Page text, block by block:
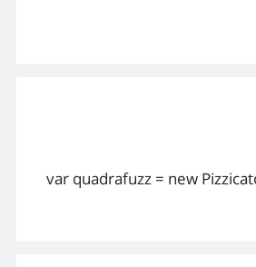
var quadrafuzz = new